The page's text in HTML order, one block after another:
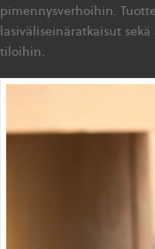
pimennysverhoihin.
lasiväliseinäratkaisut
tiloihin.